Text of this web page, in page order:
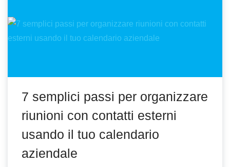
7 semplici passi per organizzare
riunioni con contatti esterni
usando il tuo calendario
aziendale